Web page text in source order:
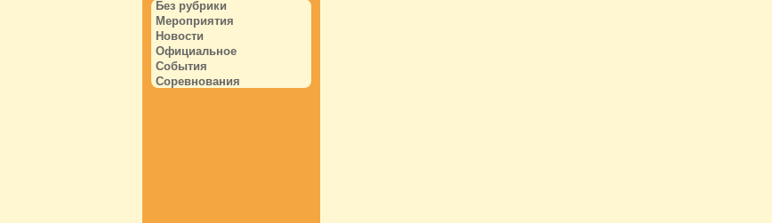
Без рубрики
Мероприятия
Новости
Официальное
События
Соревнования